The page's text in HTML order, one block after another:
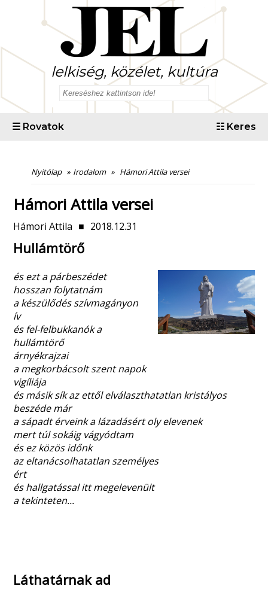
lelkiség, közélet, kultúra
☰ Rovatok ☷ Keres
Nyitólap » Irodalom » Hámori Attila versei
Hámori Attila versei
Hámori Attila ■ 2018.12.31
Hullámtörő
és ezt a párbeszédet
hosszan folytatnám
a készülődés szívmagányon
ív
és fel-felbukkanók a
hullámtörő
árnyékrajzai
a megkorbácsolt szent napok
vigíliája
és másik sík az ettől elválaszthatatlan kristályos
beszéde már
a sápadt érveink a lázadásért oly elevenek
mert túl sokáig vágyódtam
és ez közös időnk
az eltanácsolhatatlan személyes
ért
és hallgatással itt megelevenült
a tekinteten...
Láthatárnak ad